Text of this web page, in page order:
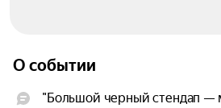
О событии
"Большой черный стендап —